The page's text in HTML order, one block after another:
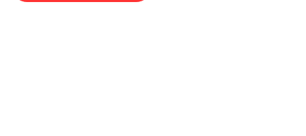
医療法人社団 雙葉会 ふたば歯科クリニック 京急蒲田